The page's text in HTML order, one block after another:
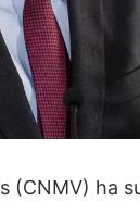
(CNMV) ha